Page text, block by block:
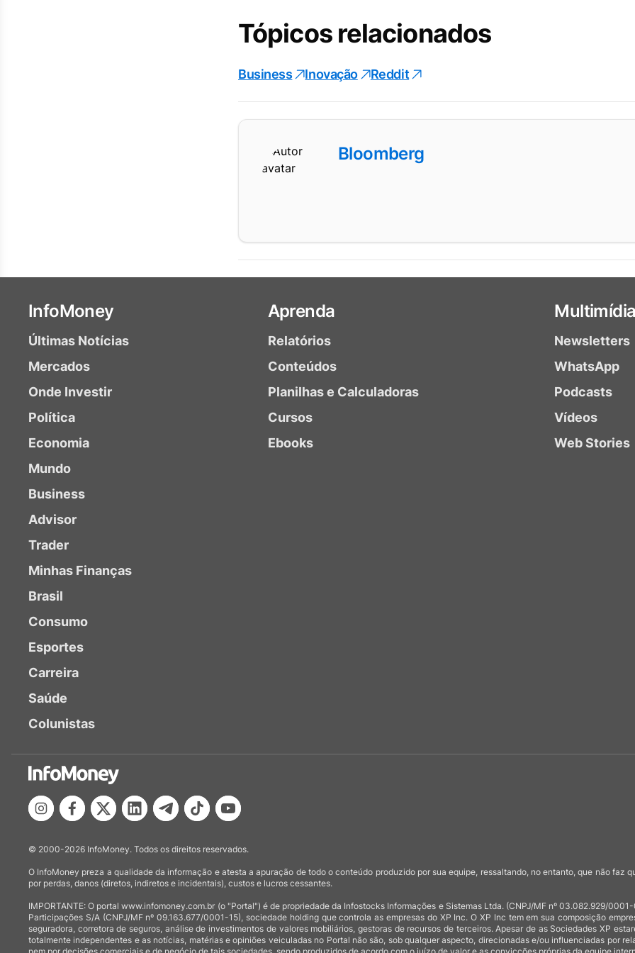
Tópicos relacionados
Business Inovação Reddit
Bloomberg
InfoMoney
Últimas Notícias
Mercados
Onde Investir
Política
Economia
Mundo
Business
Advisor
Trader
Minhas Finanças
Brasil
Consumo
Esportes
Carreira
Saúde
Colunistas
Aprenda
Relatórios
Conteúdos
Planilhas e Calculadoras
Cursos
Ebooks
Multimídia
Newsletters
WhatsApp
Podcasts
Vídeos
Web Stories
© 2000-2026 InfoMoney. Todos os direitos reservados.
O InfoMoney preza a qualidade da informação e atesta a apuração de todo o conteúdo produzido por sua equipe, ressaltando, no entanto, que não faz
por perdas, danos (diretos, indiretos e incidentais), custos e lucros cessantes.
IMPORTANTE: O portal www.infomoney.com.br (o "Portal") é de propriedade da Infostocks Informações e Sistemas Ltda. (CNPJ/MF nº 03.082.929/
Participações S/A (CNPJ/MF nº 09.163.677/0001-15), sociedade holding que controla as empresas do XP Inc. O XP Inc tem em sua composição
seguradora, corretora de seguros, análise de investimentos de valores mobiliários, gestoras de recursos de terceiros. Apesar de as Sociedades XP
totalmente independentes e as notícias, matérias e opiniões veiculadas no Portal não são, sob qualquer aspecto, direcionadas e/ou influenciadas por